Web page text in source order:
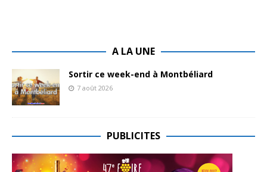
A LA UNE
Sortir ce week-end à Montbéliard
7 août 2026
PUBLICITES